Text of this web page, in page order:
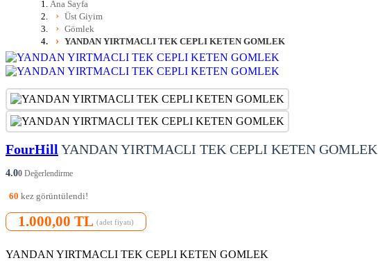
Ana Sayfa
Üst Giyim
Gömlek
YANDAN YIRTMACLI TEK CEPLI KETEN GOMLEK
FourHill YANDAN YIRTMACLI TEK CEPLI KETEN GOMLEK
4.00 Değerlendirme
60 kez görüntülendi!
1.000,00 TL (adet fiyatı)
YANDAN YIRTMACLI TEK CEPLI KETEN GOMLEK